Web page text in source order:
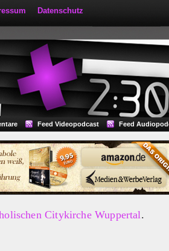
Datenschutz
Feed Videopodcast Feed
Citykirche Wuppertal.